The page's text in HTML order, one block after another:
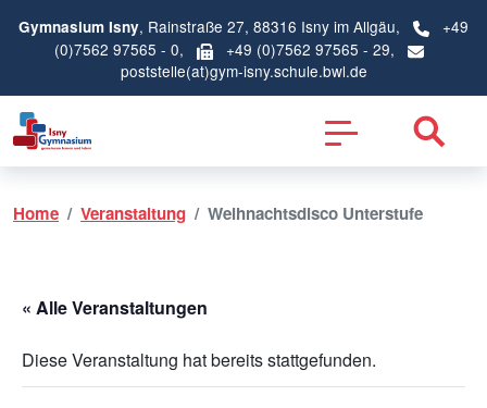
Gymnasium Isny, Rainstraße 27, 88316 Isny im Allgäu,
+49
(0)7562 97565 - 0,
+49 (0)7562 97565 - 29,
poststelle(at)gym-isny.schule.bwl.de
Home Veranstaltung Weihnachtsdisco Unterstufe
« Alle Veranstaltungen
Diese Veranstaltung hat bereits stattgefunden.